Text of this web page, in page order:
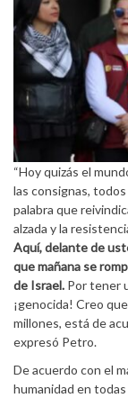
“Hoy quizás el
las consignas,
palabra que
alzada y la
Aquí, delante de
que mañana se
de Israel. Por tener
¡genocida! Creo
millones, está de
expresó Petro.
De acuerdo con el
humanidad en